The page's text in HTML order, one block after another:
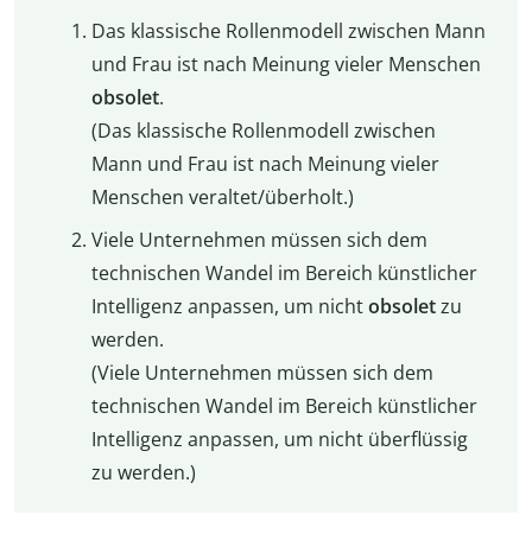
Das klassische Rollenmodell zwischen Mann
und Frau ist nach Meinung vieler Menschen
obsolet.
(Das klassische Rollenmodell zwischen
Mann und Frau ist nach Meinung vieler
Menschen veraltet/überholt.)
Viele Unternehmen müssen sich dem
technischen Wandel im Bereich künstlicher
Intelligenz anpassen, um nichtobsoletzu
werden.
(Viele Unternehmen müssen sich dem
technischen Wandel im Bereich künstlicher
Intelligenz anpassen, um nicht überflüssig
zu werden.)